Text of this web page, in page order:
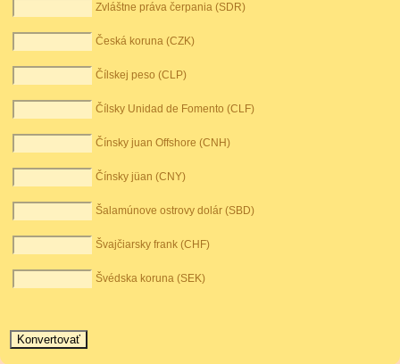
Zvláštne práva čerpania (SDR)
Česká koruna (CZK)
Čílskej peso (CLP)
Čílsky Unidad de Fomento (CLF)
Čínsky juan Offshore (CNH)
Čínsky jüan (CNY)
Šalamúnove ostrovy dolár (SBD)
Švajčiarsky frank (CHF)
Švédska koruna (SEK)